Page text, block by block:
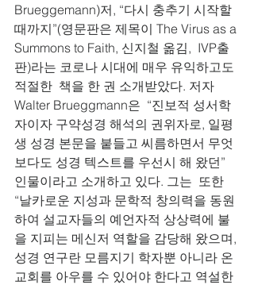
Brueggemann)저, “다시 충추기 시작할
때까지”(영문판은 제목이 The Virus as a
Summons to Faith, 신지철 옮김,  IVP출
판)라는 코로나 시대에 매우 유익하고도
적절한  책을 한 권 소개받았다. 저자
Walter Brueggmann은  “진보적 성서학
자이자 구약성경 해석의 권위자로, 일평
생 성경 본문을 붙들고 씨름하면서 무엇
보다도 성경 텍스트를 우선시 해 왔던”
인물이라고 소개하고 있다. 그는  또한
“날카로운 지성과 문학적 창의력을 동원
하여 설교자들의 예언자적 상상력에 불
을 지피는 메신저 역할을 감당해 왔으며,
성경 연구란 모름지기 학자뿐 아니라 온
교회를 아우를 수 있어야 한다고 역설한